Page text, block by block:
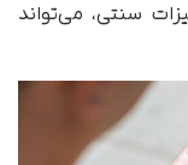
سنتی، می‌تواند